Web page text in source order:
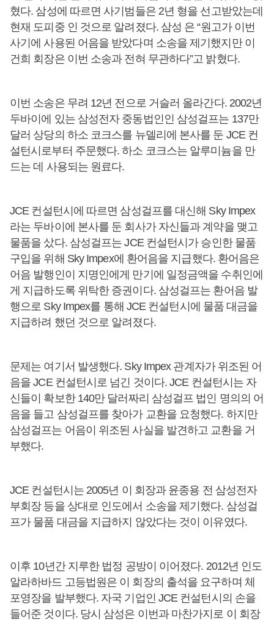
혔다. 삼성에 따르면 사기범들은 2년 형을 선고받았는데
현재 도피중 인 것으로 알려졌다. 삼성 은 “원고가 이번
사기에 사용된 어음을 받았다며 소송을 제기했지만 이
건희 회장은 이번 소송과 전혀 무관하다”고 밝혔다.
이번 소송은 무려 12년 전으로 거슬러 올라간다. 2002년
두바이에 있는 삼성전자 중동법인인 삼성걸프는 137만
달러 상당의 하소 코크스를 뉴델리에 본사를 둔 JCE 컨
설턴시로부터 주문했다. 하소 코크스는 알루미늄을 만
드는 데 사용되는 원료다.
JCE 컨설턴시에 따르면 삼성걸프를 대신해 Sky Impex
라는 두바이에 본사를 둔 회사가 자신들과 계약을 맺고
물품을 샀다. 삼성걸프는 JCE 컨설턴시가 승인한 물품
구입을 위해 Sky Impex에 환어음을 지급했다. 환어음은
어음 발행인이 지명인에게 만기에 일정금액을 수취인에
게 지급하도록 위탁한 증권이다. 삼성걸프는 환어음 발
행으로 Sky Impex를 통해 JCE 컨설턴시에 물품 대금을
지급하려 했던 것으로 알려졌다.
문제는 여기서 발생했다. Sky Impex 관계자가 위조된 어
음을 JCE 컨설턴시로 넘긴 것이다. JCE 컨설턴시는 자
신들이 확보한 140만 달러짜리 삼성걸프 법인 명의의 어
음을 들고 삼성걸프를 찾아가 교환을 요청했다. 하지만
삼성걸프는 어음이 위조된 사실을 발견하고 교환을 거
부했다.
JCE 컨설턴시는 2005년 이 회장과 윤종용 전 삼성전자
부회장 등을 상대로 인도에서 소송을 제기했다. 삼성걸
프가 물품 대금을 지급하지 않았다는 것이 이유였다.
이후 10년간 지루한 법정 공방이 이어졌다. 2012년 인도
알라하바드 고등법원은 이 회장의 출석을 요구하며 체
포영장을 발부했다. 자국 기업인 JCE 컨설턴시의 손을
들어준 것이다. 당시 삼성은 이번과 마찬가지로 이 회장